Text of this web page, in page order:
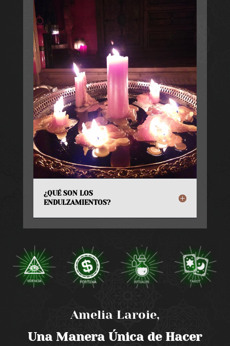
¿QUÉ SON LOS
ENDULZAMIENTOS?
Amelia Laroie,
Una Manera Única de Hacer